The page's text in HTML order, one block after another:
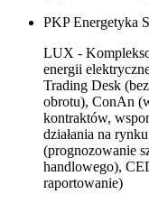
PKP Energetyka
LUX -
energii
Trading Desk
obrotu), ConAn
kontraktów,
działania na
(prognozowanie
handlowego),
raportowanie)